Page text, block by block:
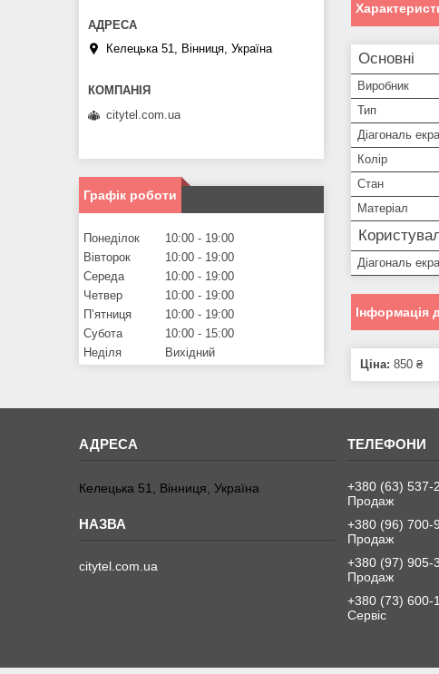
Основні
Виробник
Тип
Діагональ
Колір
Стан
Матеріал
Діагональ
Інформація
Ціна: 850 ₴
Келецька 51, Вінниця, Україна
citytel.com.ua
Графік роботи
Понеділок 10:00
19:00
Вівторок
10:00
19:00
Середа
10:00
19:00
Четвер
10:00
19:00
Пʼятниця
10:00
19:00
Субота
10:00
15:00
Неділя
Вихідний
Келецька 51, Вінниця, Україна
citytel.com.ua
+380 (63) 537-
Продаж
+380 (96) 700-
Продаж
+380 (97) 905-
Продаж
+380 (73) 600-
Сервіс